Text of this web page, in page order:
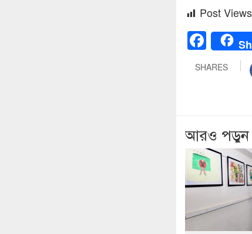
Post
SHARES
আরও